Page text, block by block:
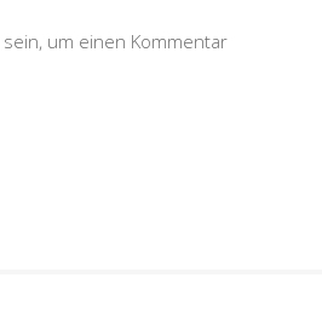
sein, um einen Kommentar